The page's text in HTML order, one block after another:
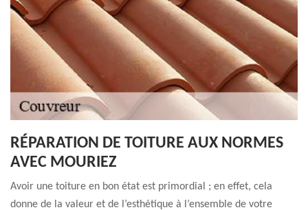
RÉPARATION DE TOITURE AUX NORMES
AVEC MOURIEZ
Avoir une toiture en bon état est primordial ; en effet, cela
donne de la valeur et de l’esthétique à l’ensemble de votre